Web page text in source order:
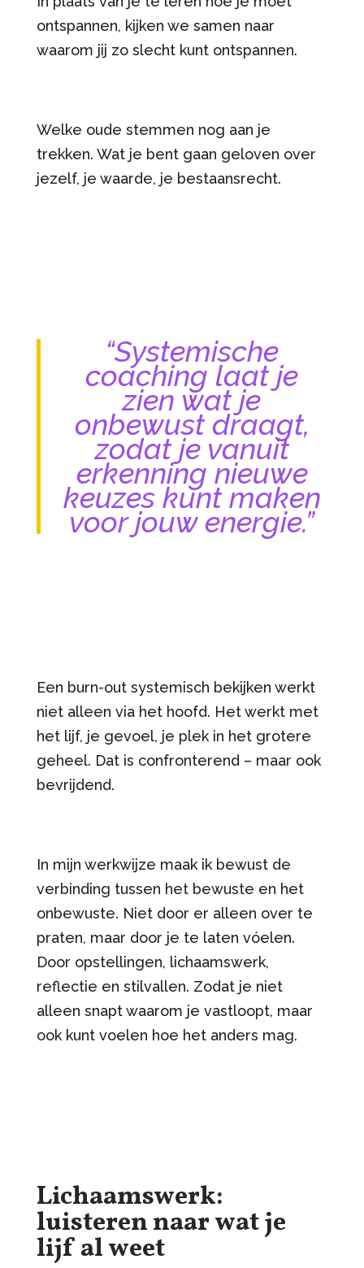
ontspannen, kijken we samen naar
waarom jij zo slecht kunt ontspannen.
Welke oude stemmen nog aan je
trekken. Wat je bent gaan geloven over
jezelf, je waarde, je bestaansrecht.
“Systemische
coaching laat je
zien wat je
onbewust draagt,
zodat je vanuit
erkenning nieuwe
keuzes kunt maken
voor jouw energie.”
Een burn-out systemisch bekijken werkt
niet alleen via het hoofd. Het werkt met
het lijf, je gevoel, je plek in het grotere
geheel. Dat is confronterend – maar ook
bevrijdend.
In mijn werkwijze maak ik bewust de
verbinding tussen het bewuste en het
onbewuste. Niet door er alleen over te
praten, maar door je te laten vóelen.
Door opstellingen, lichaamswerk,
reflectie en stilvallen. Zodat je niet
alleen snapt waarom je vastloopt, maar
ook kunt voelen hoe het anders mag.
Lichaamswerk:
luisteren naar wat je
lijf al weet